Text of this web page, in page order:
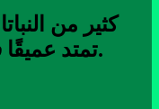
كثير من
تمتد عميقًا في الرمال للعثور على الماء.